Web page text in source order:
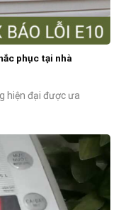
phục tại nhà
hiện đại được ưa